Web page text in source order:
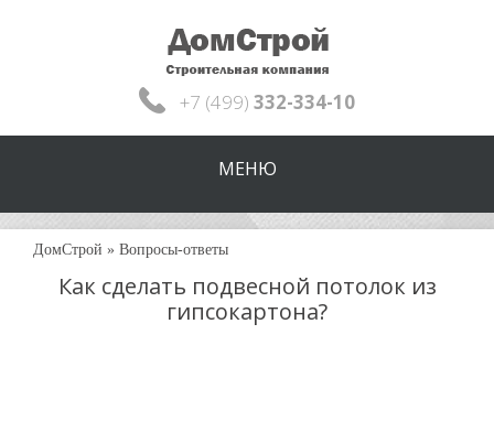
+7 (499) 332-334-10
МЕНЮ
ДомСтрой » Вопросы-ответы
Как сделать подвесной потолок из
гипсокартона?